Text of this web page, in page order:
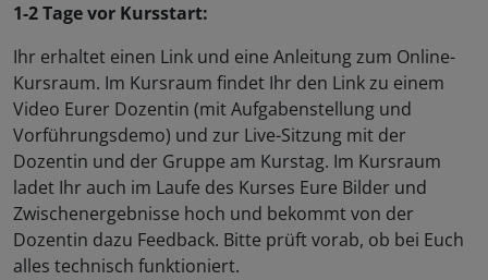
1-2 Tage vor Kursstart:
Ihr erhaltet einen Link und eine Anleitung zum Online-
Kursraum. Im Kursraum findet Ihr den Link zu einem
Video Eurer Dozentin (mit Aufgabenstellung und
Vorführungsdemo) und zur Live-Sitzung mit der
Dozentin und der Gruppe am Kurstag. Im Kursraum
ladet Ihr auch im Laufe des Kurses Eure Bilder und
Zwischenergebnisse hoch und bekommt von der
Dozentin dazu Feedback. Bitte prüft vorab, ob bei Euch
alles technisch funktioniert.